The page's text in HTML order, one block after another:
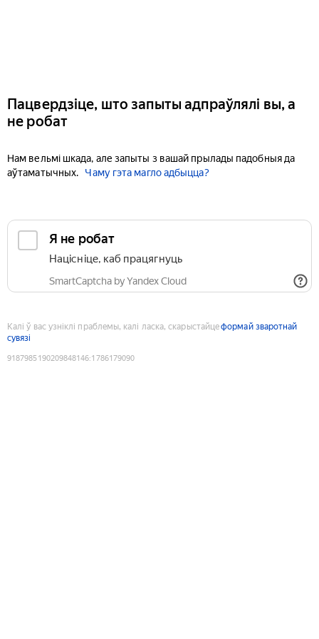
Пацвердзіце, што запыты адпраўлялі вы, а
не робат
Нам вельмі шкада, але запыты з вашай прылады падобныя да
аўтаматычных.
Чаму гэта магло адбыцца?
Я не робат
Націсніце, каб працягнуць
SmartCaptcha by Yandex Cloud
Калі ў вас узніклі праблемы, калі ласка, скарыстайцеформай зваротнай
сувязі
9187985190209848146:1786179090